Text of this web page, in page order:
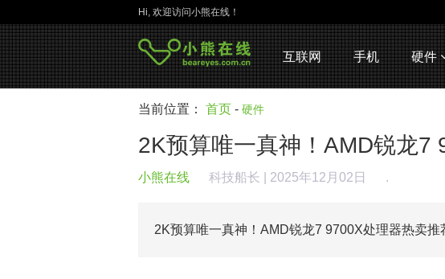
Hi, 欢迎访问小熊在线！
互联网 手机 硬件
当前位置： 首页 - 硬件
2K预算唯一真神！AMD锐龙7
小熊在线 科技船长 | 2025年12月02日 .
2K预算唯一真神！AMD锐龙7 9700X处理器热卖推